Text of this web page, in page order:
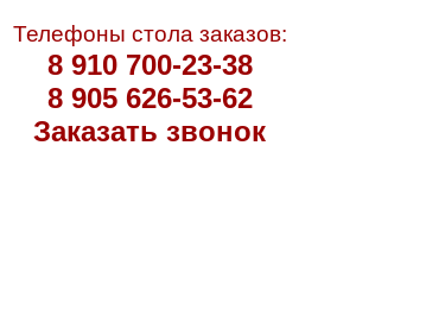
Телефоны стола заказов:
8 910 700-23-38
8 905 626-53-62
Заказать звонок